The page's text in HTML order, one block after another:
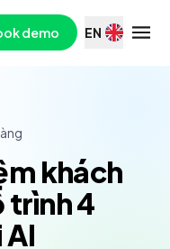
demo EN
khách
trình 4